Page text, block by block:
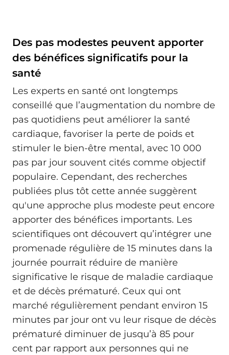
Des pas modestes peuvent apporter
des bénéfices significatifs pour la
santé
Les experts en santé ont longtemps
conseillé que l’augmentation du nombre de
pas quotidiens peut améliorer la santé
cardiaque, favoriser la perte de poids et
stimuler le bien-être mental, avec 10 000
pas par jour souvent cités comme objectif
populaire. Cependant, des recherches
publiées plus tôt cette année suggèrent
qu'une approche plus modeste peut encore
apporter des bénéfices importants. Les
scientifiques ont découvert qu’intégrer une
promenade régulière de 15 minutes dans la
journée pourrait réduire de manière
significative le risque de maladie cardiaque
et de décès prématuré. Ceux qui ont
marché régulièrement pendant environ 15
minutes par jour ont vu leur risque de décès
prématuré diminuer de jusqu’à 85 pour
cent par rapport aux personnes qui ne